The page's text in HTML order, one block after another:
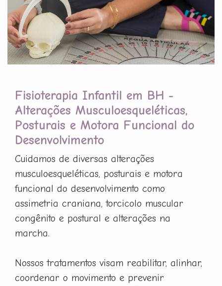
Fisioterapia Infantil em BH -
Alterações Musculoesqueléticas,
Posturais e Motora Funcional do
Desenvolvimento
Cuidamos de diversas alterações
musculoesqueléticas, posturais e motora
funcional do desenvolvimento como
assimetria craniana, torcicolo muscular
congênito e postural e alterações na
marcha.
Nossos tratamentos visam reabilitar, alinhar,
coordenar o movimento e prevenir